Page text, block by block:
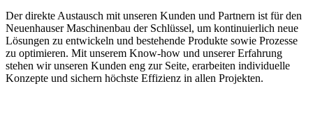
Der direkte Austausch mit unseren Kunden und Partnern ist für den
Neuenhauser Maschinenbau der Schlüssel, um kontinuierlich neue
Lösungen zu entwickeln und bestehende Produkte sowie Prozesse
zu optimieren. Mit unserem Know-how und unserer Erfahrung
stehen wir unseren Kunden eng zur Seite, erarbeiten individuelle
Konzepte und sichern höchste Effizienz in allen Projekten.